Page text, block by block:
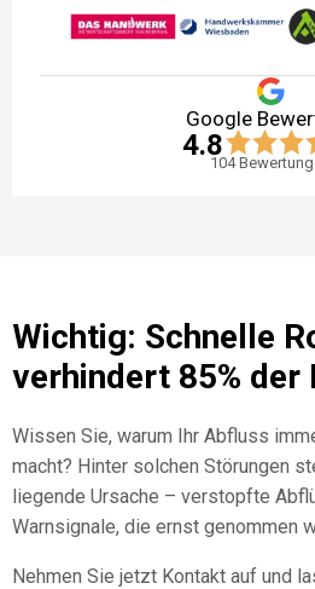
Google
4.8
104
Wichtig: Schnelle
verhindert 85% der
Wissen Sie, warum Ihr Abfluss
macht? Hinter solchen Störungen
liegende Ursache – verstopfte
Warnsignale, die ernst genommen
Nehmen Sie jetzt Kontakt auf und